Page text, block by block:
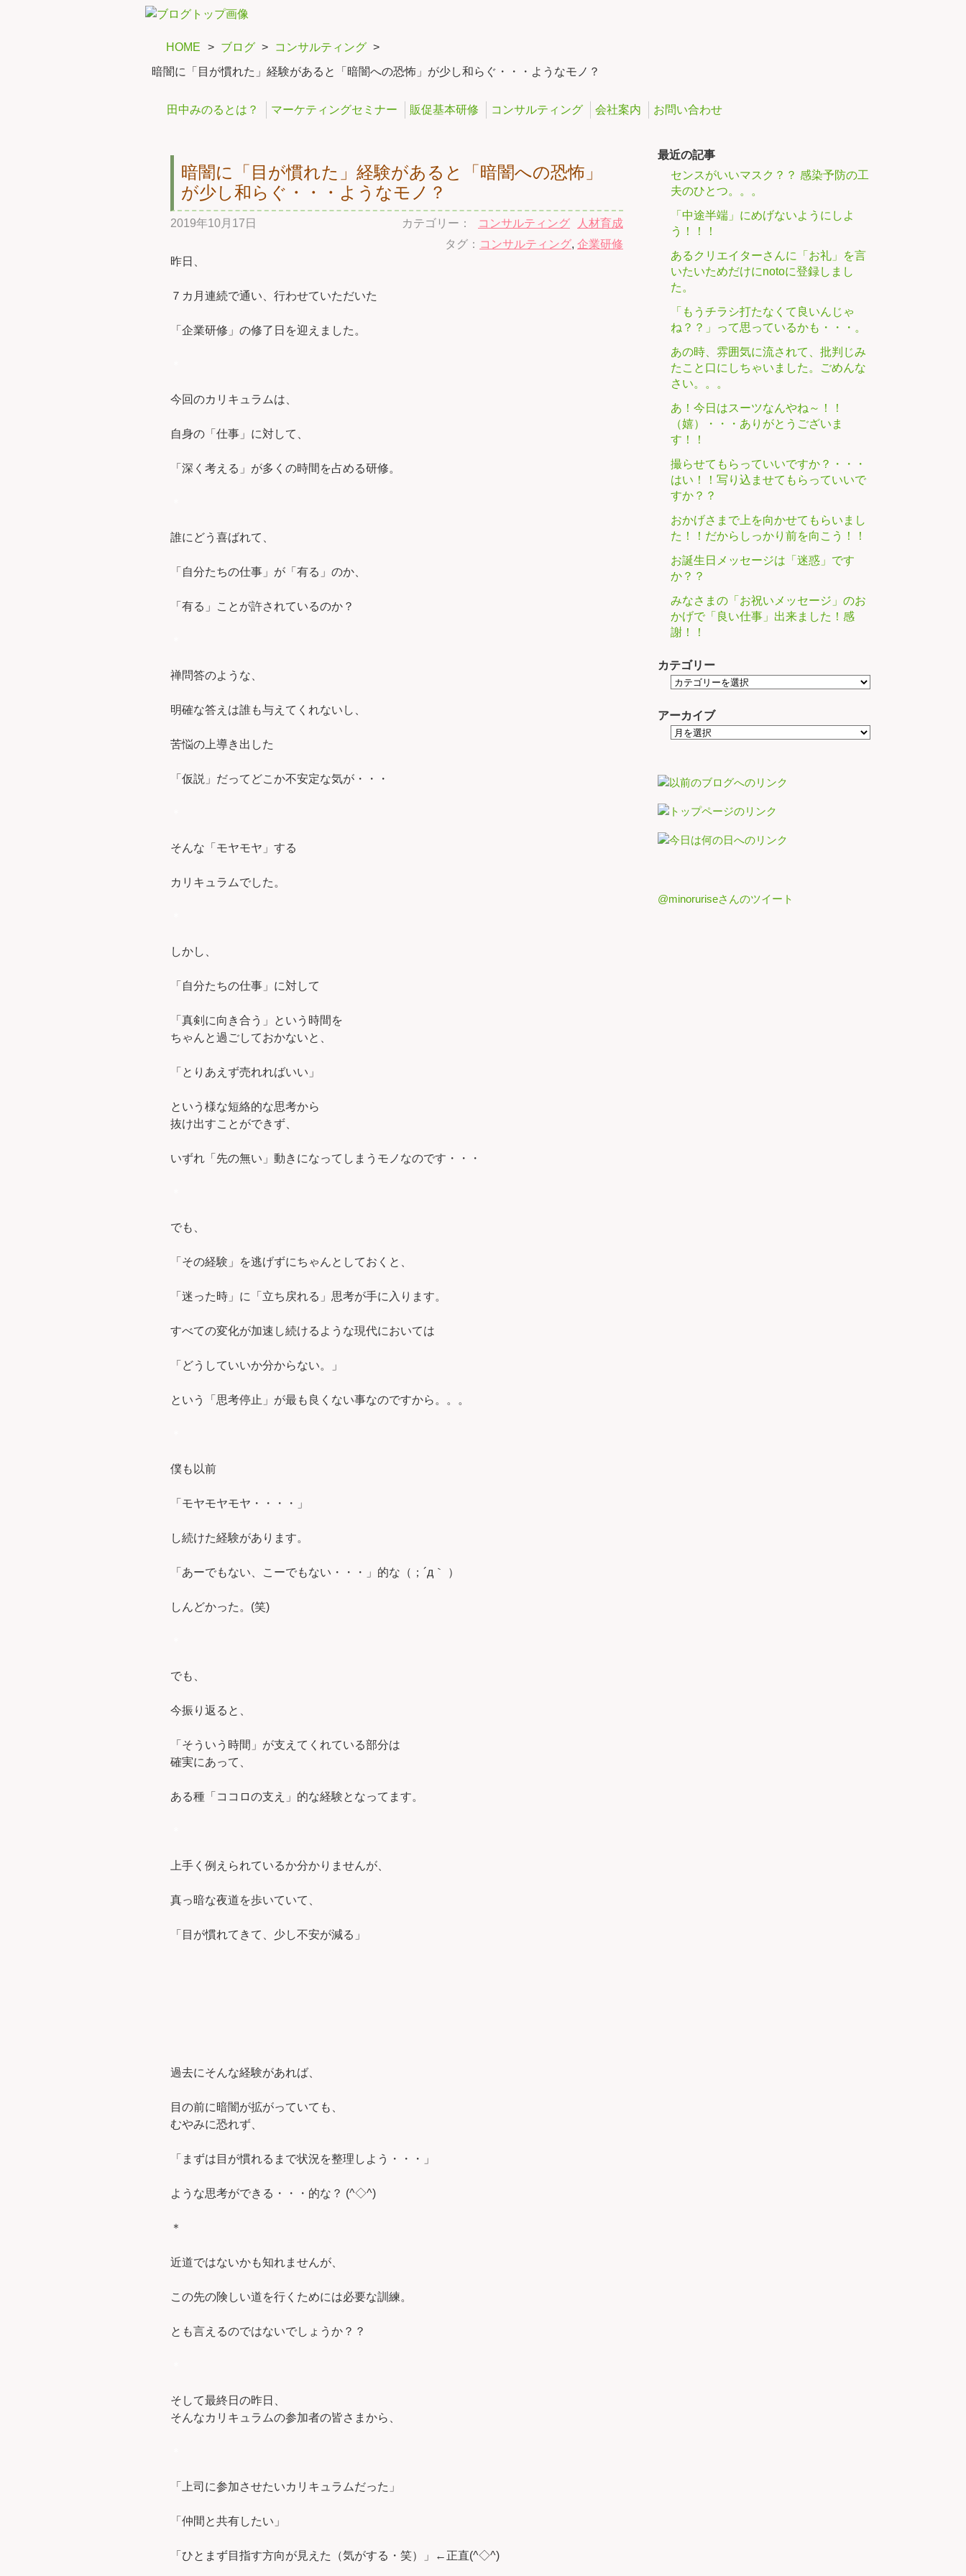
HOME > ブログ > コンサルティング >
暗闇に「目が慣れた」経験があると「暗闇への恐怖」が少し和らぐ・・・ようなモノ？
田中みのるとは？ マーケティングセミナー 販促基本研修 コンサルティング 会社案内 お問い合わせ
暗闇に「目が慣れた」経験があると「暗闇への恐怖」
が少し和らぐ・・・ようなモノ？
2019年10月17日 カテゴリー： コンサルティング
人材育成
タグ： コンサルティング, 企業研修
昨日、
７カ月連続で通い、行わせていただいた
「企業研修」の修了日を迎えました。
今回のカリキュラムは、
自身の「仕事」に対して、
「深く考える」が多くの時間を占める研修。
誰にどう喜ばれて、
「自分たちの仕事」が「有る」のか、
「有る」ことが許されているのか？
禅問答のような、
明確な答えは誰も与えてくれないし、
苦悩の上導き出した
「仮説」だってどこか不安定な気が・・・
そんな「モヤモヤ」する
カリキュラムでした。
しかし、
「自分たちの仕事」に対して
「真剣に向き合う」という時間を
ちゃんと過ごしておかないと、
「とりあえず売れればいい」
という様な短絡的な思考から
抜け出すことができず、
いずれ「先の無い」動きになってしまうモノなのです・・・
でも、
「その経験」を逃げずにちゃんとしておくと、
「迷った時」に「立ち戻れる」思考が手に入ります。
すべての変化が加速し続けるような現代においては
「どうしていいか分からない。」
という「思考停止」が最も良くない事なのですから。。。
僕も以前
「モヤモヤモヤ・・・・」
し続けた経験があります。
「あーでもない、こーでもない・・・」的な（；´д｀ ）
しんどかった。(笑)
でも、
今振り返ると、
「そういう時間」が支えてくれている部分は
確実にあって、
ある種「ココロの支え」的な経験となってます。
上手く例えられているか分かりませんが、
真っ暗な夜道を歩いていて、
「目が慣れてきて、少し不安が減る」
過去にそんな経験があれば、
目の前に暗闇が拡がっていても、
むやみに恐れず、
「まずは目が慣れるまで状況を整理しよう・・・」
ような思考ができる・・・的な？ (^◇^)
＊
近道ではないかも知れませんが、
この先の険しい道を行くためには必要な訓練。
とも言えるのではないでしょうか？？
そして最終日の昨日、
そんなカリキュラムの参加者の皆さまから、
「上司に参加させたいカリキュラムだった」
「仲間と共有したい」
「ひとまず目指す方向が見えた（気がする・笑）」←正直(^◇^)
最近の記事
センスがいいマスク？？ 感染予防の工
夫のひとつ。。。
「中途半端」にめげないようにしよ
う！！！
あるクリエイターさんに「お礼」を言
いたいためだけにnotoに登録しまし
た。
「もうチラシ打たなくて良いんじゃ
ね？？」って思っているかも・・・。
あの時、雰囲気に流されて、批判じみ
たこと口にしちゃいました。ごめんな
さい。。。
あ！今日はスーツなんやね～！！
（嬉）・・・ありがとうございま
す！！
撮らせてもらっていいですか？・・・
はい！！写り込ませてもらっていいで
すか？？
おかげさまで上を向かせてもらいまし
た！！だからしっかり前を向こう！！
お誕生日メッセージは「迷惑」です
か？？
みなさまの「お祝いメッセージ」のお
かげで「良い仕事」出来ました！感
謝！！
カテゴリー
アーカイブ
@minoruriseさんのツイート